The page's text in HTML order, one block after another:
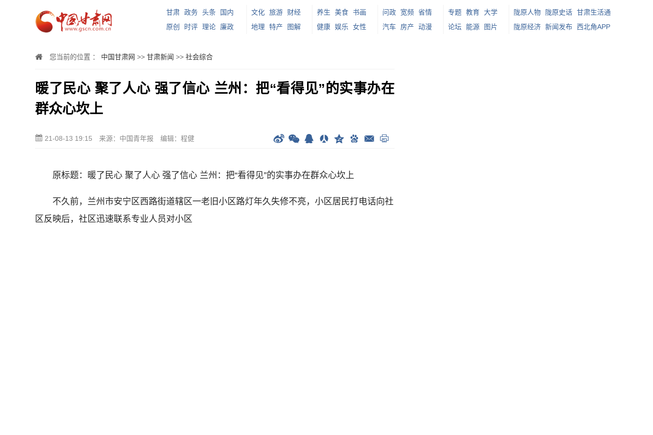
甘肃 政务 头条
国内
原创
时评 理论 廉政
文化 旅游
财经
地理
特产 图解
养生 美食 书画
健康 娱乐 女性
问政 宽频 省情
汽车
房产 动漫
专题 教育 大学
论坛
能源 图片
陇原人物 陇原史话 甘肃生活通
陇原经济 新闻发布 西北角APP
您当前的位置 ： 中国甘肃网 >> 甘肃新闻 >> 社会综合
暖了民心 聚了人心 强了信心 兰州：把“看得见”的实事办在
群众心坎上
21-08-13 19:15 来源：中国青年报 编辑：程健
原标题：暖了民心 聚了人心 强了信心 兰州：把“看得见”的实事办在群众心坎上
不久前，兰州市安宁区西路街道辖区一老旧小区路灯年久失修不亮，小区居民打电话向社
区反映后，社区迅速联系专业人员对小区